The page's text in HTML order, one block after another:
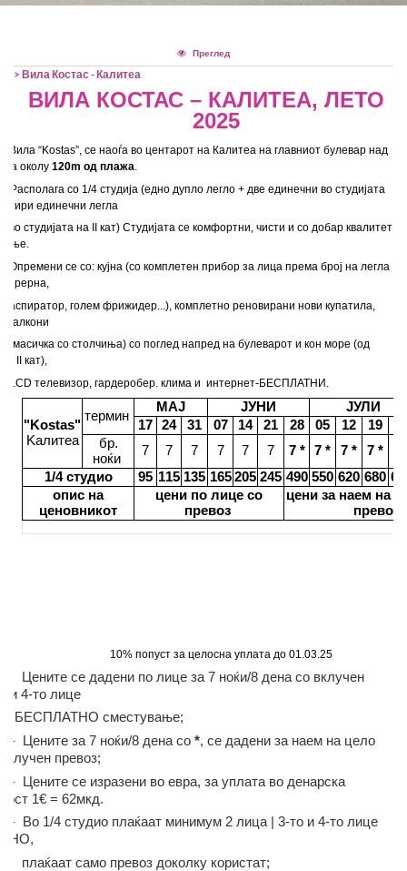
Преглед
> Вила Костас - Калитеа
ВИЛА КОСТАС – КАЛИТЕА, ЛЕТО
2025
Вила “Kostas”, се наоѓа во центарот на Калитеа на главниот булевар над
на околу 120m од плажа.
со 1/4 студија (едно дупло легло + две единечни во студијата
единечни легла
на II кат)Студијата се комфортни, чисти и со добар квалитет
се со: кујна (со комплетен прибор за лица премаброј на легла
рерна,
голем фрижидер...), комплетно реновирани нови купатила,
балкони
столчиња) со поглед напред на булеварот и кон море (од
II кат),
гардеробер.клима и интернет-БЕСПЛАТНИ .
"Kostas"
Kалитеа
термин
МАЈ ЈУНИ
ЈУЛИ
17 24 31 07 14 21 28 05 12 19
бр.
ноќи
7 7 7 7 7 7 7 * 7 * 7 * 7 *
1/4 студио
95 115 135 165 205 245 490 550 620 680
опис на
ценовникот
цени по лице со
превоз
цени за наем на
превоз
10% попуст за целосна уплата до 01.03.25
Цените се дадени по лице за 7 ноќи/8 дена со вклучен
и 4-то лице
сместување;
за 7 ноќи/8 дена со *, се дадени за наем на цело
превоз;
изразени во евра, за уплата во денарска
1€ = 62мкд.
плаќаат минимум 2 лица | 3-то и 4-то лице
превоз доколку користат;
Тим билдинг
Rent A Bus
Оглас за вработување во Т.А.
Камелија
Политика на приватност2
Cancellation Policy
Системот за влез/излез во
Европската Унија (ЕЕС)